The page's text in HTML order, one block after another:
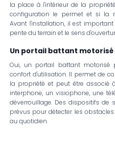
la place à l'intérieur de la
configuration le permet et si la
Avant l'installation, il est
pente du terrain et le sens
Un portail battant motorisé
Oui, un portail battant motorisé
confort d'utilisation. Il permet de
la propriété et peut être associé
interphone, un visiophone, une
déverrouillage. Des dispositifs de
prévus pour détecter les
au quotidien.